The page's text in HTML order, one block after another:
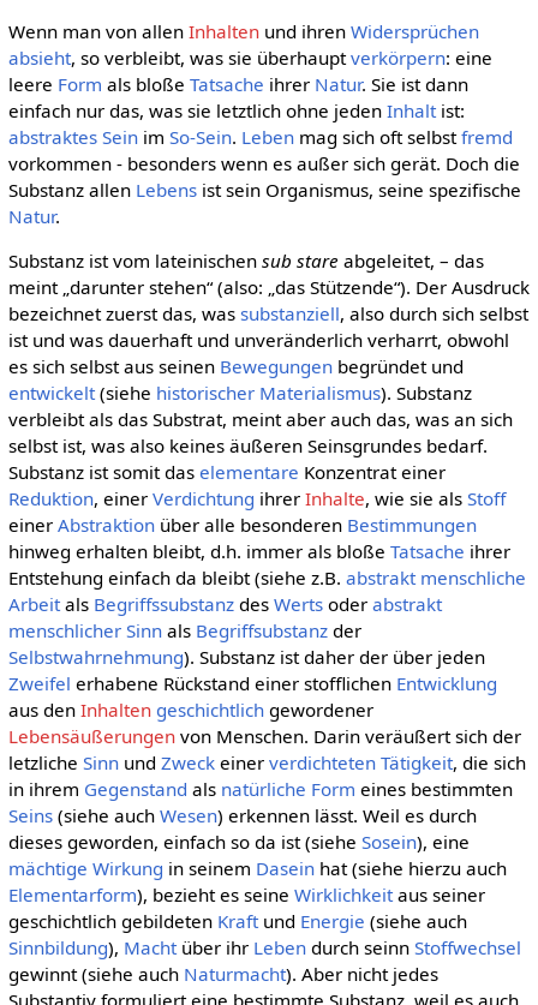
Wenn man von allen Inhaltenund ihren Widersprüchen
absieht, so verbleibt, was sie überhauptverkörpern: eine
leere Form als bloße Tatsache ihrer Natur. Sie ist dann
einfach nur das, was sie letztlich ohne jeden Inhaltist:
abstraktes Seinim So-Sein. Lebenmag sich oft selbstfremd
vorkommen - besonders wenn es außer sich gerät. Doch die
Substanz allen Lebensist sein Organismus, seine spezifische
Natur.
Substanz ist vom lateinischen sub stare abgeleitet, – das
meint „darunter stehen“ (also: „das Stützende“). Der Ausdruck
bezeichnet zuerst das, was substanziell, also durch sich selbst
ist und was dauerhaft und unveränderlich verharrt, obwohl
es sich selbst aus seinen Bewegungenbegründet und
entwickelt(siehe historischer Materialismus). Substanz
verbleibt als das Substrat, meint aber auch das, was an sich
selbst ist, was also keines äußeren Seinsgrundes bedarf.
Substanz ist somit das elementare Konzentrat einer
Reduktion, einer Verdichtung ihrer Inhalte, wie sie als Stoff
einer Abstraktionüber alle besonderen Bestimmungen
hinweg erhalten bleibt, d.h. immer als bloße Tatsache ihrer
Entstehung einfach da bleibt (siehe z.B. abstrakt menschliche
Arbeitals Begriffssubstanzdes Wertsoder abstrakt
menschlicher Sinnals Begriffsubstanzder
Selbstwahrnehmung). Substanz ist daher der über jeden
Zweifel erhabene Rückstand einer stofflichen Entwicklung
aus den Inhalten geschichtlichgewordener
Lebensäußerungenvon Menschen. Darin veräußert sich der
letzliche Sinnund Zweckeiner verdichteten Tätigkeit, die sich
in ihrem Gegenstand als natürliche Form eines bestimmten
Seins(siehe auch Wesen) erkennen lässt. Weil es durch
dieses geworden, einfach so da ist (siehe Sosein), eine
mächtige Wirkung in seinem Daseinhat (siehe hierzu auch
Elementarform), bezieht es seine Wirklichkeitaus seiner
geschichtlich gebildeten Kraftund Energie (siehe auch
Sinnbildung), Machtüber ihr Lebendurch seinn Stoffwechsel
gewinnt (siehe auch Naturmacht). Aber nicht jedes